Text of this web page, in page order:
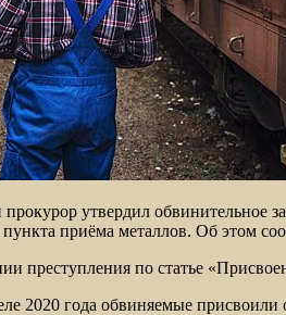
утвердил
пункта приёма металлов. Об этом
преступления по статье
2020 года обвиняемые